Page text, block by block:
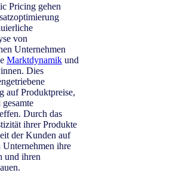
Pricing gehen
von
Unternehmen
Marktdynamik und
Dies
auf Produktpreise,
Durch das
ihrer Produkte
der Kunden auf
Unternehmen ihre
und ihren